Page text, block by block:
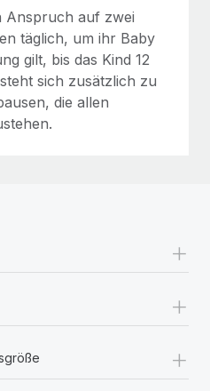
Anspruch auf zwei
täglich, um ihr Baby
gilt, bis das Kind 12
sich zusätzlich zu
die allen
+
+
+